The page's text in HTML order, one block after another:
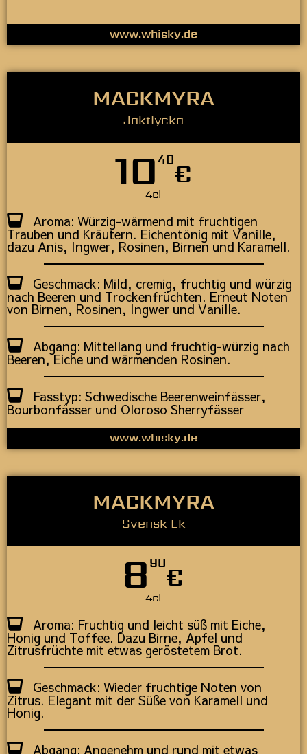
www.whisky.de
MACKMYRA
Jaktlycka
1040€
4cl
Aroma: Würzig-wärmend mit fruchtigen
Trauben und Kräutern. Eichentönig mit Vanille,
dazu Anis, Ingwer, Rosinen, Birnen und Karamell.
Geschmack: Mild, cremig, fruchtig und würzig
nach Beeren und Trockenfrüchten. Erneut Noten
von Birnen, Rosinen, Ingwer und Vanille.
Abgang: Mittellang und fruchtig-würzig nach
Beeren, Eiche und wärmenden Rosinen.
Fasstyp: Schwedische Beerenweinfässer,
Bourbonfässer und Oloroso Sherryfässer
www.whisky.de
MACKMYRA
Svensk Ek
8 90€
4cl
Aroma: Fruchtig und leicht süß mit Eiche,
Honig und Toffee. Dazu Birne, Apfel und
Zitrusfrüchte mit etwas geröstetem Brot.
Geschmack: Wieder fruchtige Noten von
Zitrus. Elegant mit der Süße von Karamell und
Honig.
Abgang: Angenehm und rund mit etwas